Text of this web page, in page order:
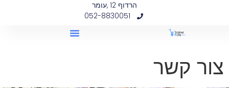
הרדוף 12 ,עומר
052-8830051
צור קשר